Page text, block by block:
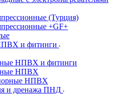
(Турция)
+GF+
и фитинги
НПВХ и фитинги
НПВХ
НПВХ
и дренажа ПНД